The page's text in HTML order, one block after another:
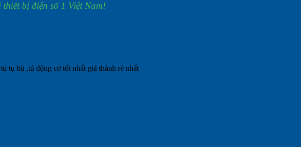
bị điện số 1 Việt Nam!
tụ bù ,tủ động cơ tốt nhất giá thành rẻ nhất